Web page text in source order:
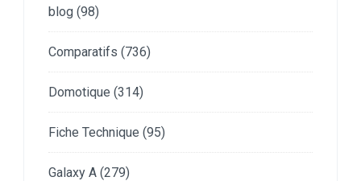
blog (98)
Comparatifs (736)
Domotique (314)
Fiche Technique (95)
Galaxy A (279)